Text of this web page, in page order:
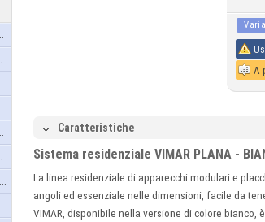
A
Caratteristiche
Sistema residenziale VIMAR PLANA -
La linea residenziale di apparecchi modulari e
angoli ed essenziale nelle dimensioni, facile da
VIMAR, disponibile nella versione di colore bianco,